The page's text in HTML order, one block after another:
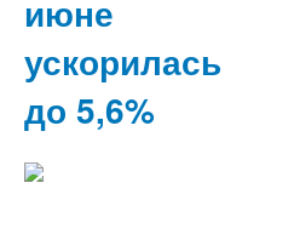
июне
ускорилась
до 5,6%